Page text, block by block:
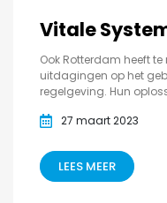
Vitale
Ook Rotterdam heeft
uitdagingen op het
regelgeving. Hun
27 maart 2023
LEES MEER